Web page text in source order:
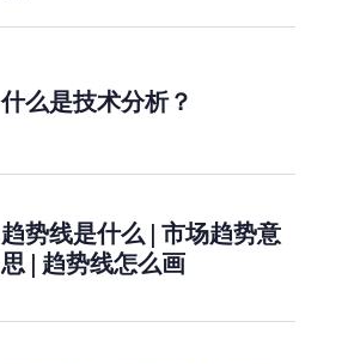
什么是技术分析？
趋势线是什么 | 市场趋势意
思 | 趋势线怎么画